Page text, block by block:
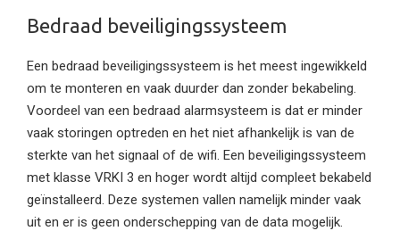
Bedraad beveiligingssysteem
Een bedraad beveiligingssysteem is het meest ingewikkeld
om te monteren en vaak duurder dan zonder bekabeling.
Voordeel van een bedraad alarmsysteem is dat er minder
vaak storingen optreden en het niet afhankelijk is van de
sterkte van het signaal of de wifi. Een beveiligingssysteem
met klasse VRKI 3 en hoger wordt altijd compleet bekabeld
geïnstalleerd. Deze systemen vallen namelijk minder vaak
uit en er is geen onderschepping van de data mogelijk.